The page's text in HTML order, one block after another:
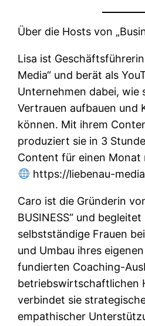
Über die Hosts von
Lisa ist
Media“ und berät als
Unternehmen dabei, wie
Vertrauen aufbauen und
können. Mit ihrem
produziert sie in 3
Content für einen Monat
https://liebenau-
Caro ist die Gründerin
BUSINESS“ und
selbstständige Frauen
und Umbau ihres
fundierten Coaching-
betriebswirtschaftlichen
verbindet sie
empathischer